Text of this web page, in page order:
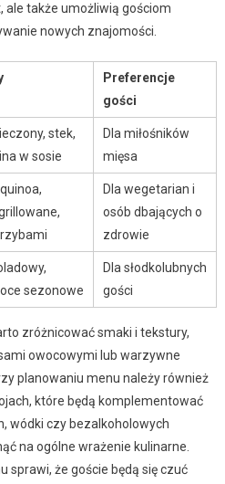
ale także umożliwią gościom
nowych znajomości.
Preferencje
gości
stek,
w sosie
Dla miłośników
mięsa
Dla wegetarian i
osób dbających o
zdrowie
sezonowe
Dla słodkolubnych
gości
zróżnicować smaki i tekstury,
owocowymi lub warzywne
planowaniu menu należy również
które będą komplementować
wódki czy bezalkoholowych
na ogólne wrażenie kulinarne.
sprawi, że goście będą się czuć